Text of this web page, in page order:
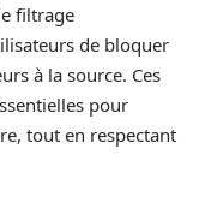
filtrage
de bloquer
à la source. Ces
pour
tout en respectant